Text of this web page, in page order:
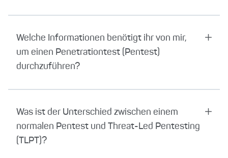
Welche Informationen benötigt ihr von mir,
um einen Penetrationtest (Pentest)
durchzuführen?
Was ist der Unterschied zwischen einem
normalen Pentest und Threat-Led Pentesting
(TLPT)?